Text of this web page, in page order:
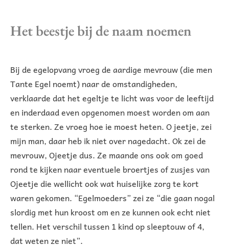
Het beestje bij de naam noemen
Bij de egelopvang vroeg de aardige mevrouw (die men
Tante Egel noemt) naar de omstandigheden,
verklaarde dat het egeltje te licht was voor de leeftijd
en inderdaad even opgenomen moest worden om aan
te sterken. Ze vroeg hoe ie moest heten. O jeetje, zei
mijn man, daar heb ik niet over nagedacht. Ok zei de
mevrouw, Ojeetje dus. Ze maande ons ook om goed
rond te kijken naar eventuele broertjes of zusjes van
Ojeetje die wellicht ook wat huiselijke zorg te kort
waren gekomen. “Egelmoeders” zei ze “die gaan nogal
slordig met hun kroost om en ze kunnen ook echt niet
tellen. Het verschil tussen 1 kind op sleeptouw of 4,
dat weten ze niet”.